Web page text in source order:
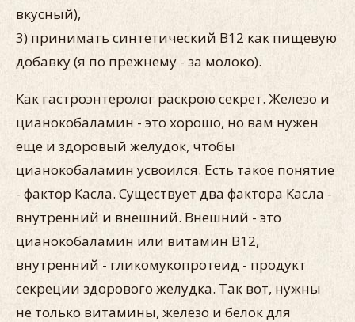
вкусный),
3) принимать синтетический В12 как пищевую
добавку (я по прежнему - за молоко).
Как гастроэнтеролог раскрою секрет. Железо и
цианокобаламин - это хорошо, но вам нужен
еще и здоровый желудок, чтобы
цианокобаламин усвоился. Есть такое понятие
- фактор Касла. Существует два фактора Касла -
внутренний и внешний. Внешний - это
цианокобаламин или витамин В12,
внутренний - гликомукопротеид - продукт
секреции здорового желудка. Так вот, нужны
не только витамины, железо и белок для